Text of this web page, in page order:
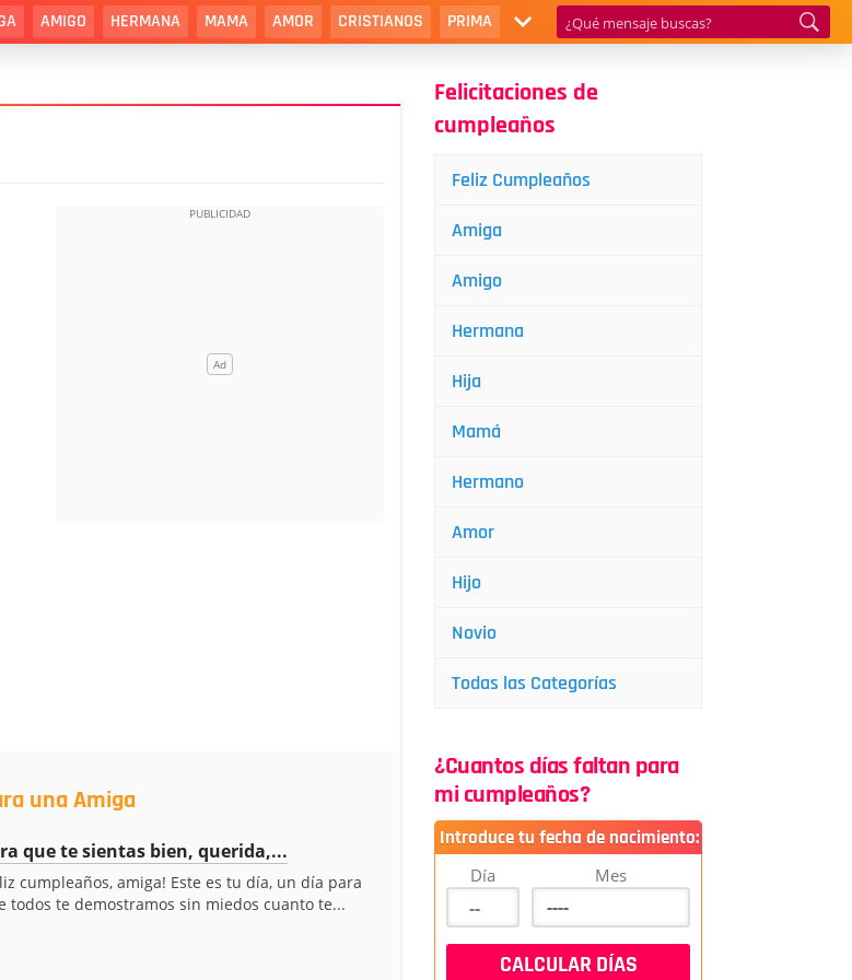
AMIGO HERMANA MAMA AMOR CRISTIANOS PRIMA
una Amiga
que te sientas bien, querida,...
cumpleaños, amiga! Este es tu día, un día para
todos te demostramos sin miedos cuanto te...
Felicitaciones de
cumpleaños
Feliz Cumpleaños
Amiga
Amigo
Hermana
Hija
Mamá
Hermano
Amor
Hijo
Novio
Todas las Categorías
¿Cuantos días faltan para
mi cumpleaños?
Introduce tu fecha de nacimiento:
Día Mes